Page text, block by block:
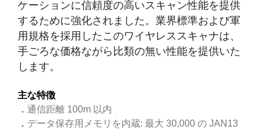
ケーションに信頼度の高いスキャン性能を提供
するために強化されました。業界標準および軍
用規格を採用したこのワイヤレススキャナは、
手ごろな価格ながら比類の無い性能を提供いた
します。
主な特徴
． 通信距離 100m 以内
． データ保存用メモリを内蔵: 最大 30,000 の JAN13